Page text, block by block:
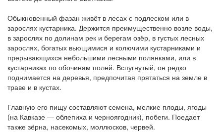
Обыкновенный фазан живёт в лесах с подлеском или в
зарослях кустарника. Держится преимущественно возле воды,
в зарослях по долинам рек и берегам озёр, в густых лесных
зарослях, богатых вьющимися и колючими кустарниками и
прерывающихся небольшими лесными полянками, или в
кустарниках по обочинам полей. Вспугнутый, он редко
поднимается на деревья, предпочитая прятаться на земле в
траве и в кустах.
Главную его пищу составляют семена, мелкие плоды, ягоды
(на Кавказе — облепиха и черноягодник), побеги. Поедает
также зёрна, насекомых, моллюсков, червей.